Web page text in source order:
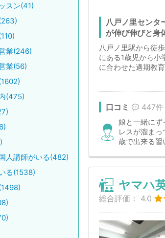
スン(41)
業(246)
業(56)
(475)
人講師がいる(482)
る(1538)
八戸ノ里センタ
が伸び伸びと身
八戸ノ里駅から徒
にある1歳児から小
に合わせた適期教
口コミ 447件
娘と一緒にず
レスが溜ま
歳で出来る習
ヤマハ
総合評価： 4.0